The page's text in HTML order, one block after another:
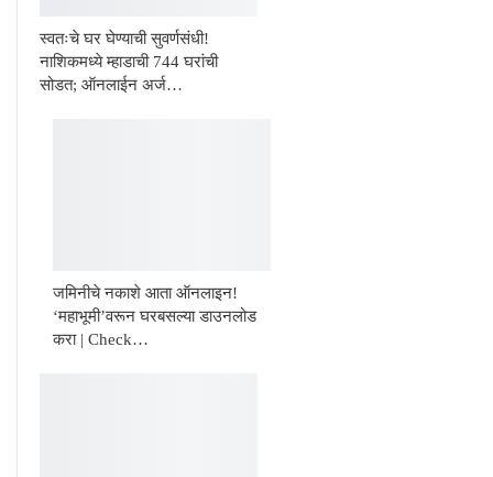
स्वतःचे घर घेण्याची सुवर्णसंधी!
नाशिकमध्ये म्हाडाची 744 घरांची
सोडत; ऑनलाईन अर्ज…
जमिनीचे नकाशे आता ऑनलाइन!
‘महाभूमी’वरून घरबसल्या डाउनलोड
करा | Check…